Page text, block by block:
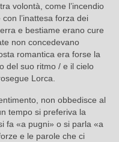
volontà, come l’incendio
l’inattesa forza dei
e bestiame erano cure
non concedevano
romantica era forse la
del suo ritmo / e il cielo
Lorca.
non obbedisce al
tempo si preferiva la
fa «a pugni» o si parla «a
e le parole che ci